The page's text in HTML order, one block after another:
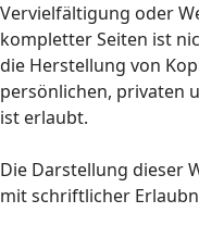
Vervielfältigung oder
kompletter Seiten ist
die Herstellung von
persönlichen, privaten
ist erlaubt.
Die Darstellung dieser
mit schriftlicher